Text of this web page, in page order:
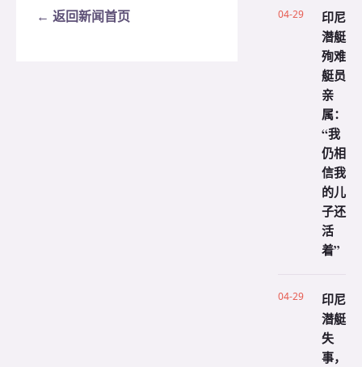
← 返回新闻首页 04-29
印尼
潜艇
殉难
艇员
亲
属：
“我
仍相
信我
的儿
子还
活
着”
04-29
印尼
潜艇
失
事，